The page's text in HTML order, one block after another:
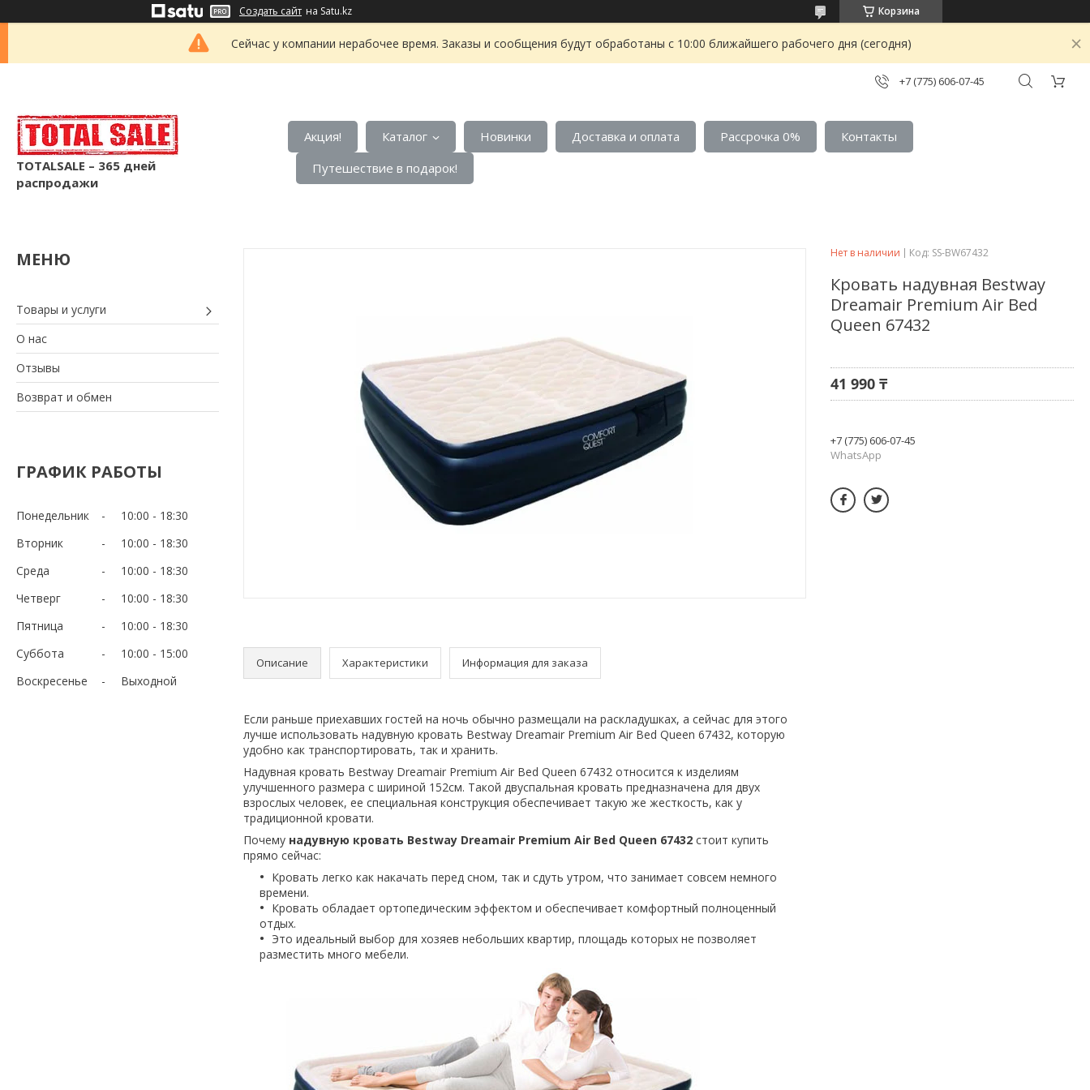
Создать сайт на Satu.kz Корзина
Сейчас у компании нерабочее время. Заказы и сообщения будут обработаны с 10:00 ближайшего рабочего дня (сегодня)
+7 (775) 606-07-45
TOTALSALE – 365 дней
распродажи
Акция! Каталог Новинки Доставка и оплата Рассрочка 0%
Контакты
Путешествие в подарок!
Товары и услуги
О нас
Отзывы
Возврат и обмен
ГРАФИК РАБОТЫ
Понедельник 10:00
18:30
Вторник
10:00
18:30
Среда
10:00
18:30
Четверг
10:00
18:30
Пятница
10:00
18:30
Суббота
10:00
15:00
Воскресенье
Выходной
Описание Характеристики Информация для заказа
Если раньше приехавших гостей на ночь обычно размещали на раскладушках, а сейчас для этого
лучше использовать надувную кровать Bestway Dreamair Premium Air Bed Queen 67432, которую
удобно как транспортировать, так и хранить.
Надувная кровать Bestway Dreamair Premium Air Bed Queen 67432 относится к изделиям
улучшенного размера с шириной 152см. Такой двуспальная кровать предназначена для двух
взрослых человек, ее специальная конструкция обеспечивает такую же жесткость, как у
традиционной кровати.
Почему надувную кровать Bestway Dreamair Premium Air Bed Queen 67432 стоит купить
прямо сейчас:
Кровать легко как накачать перед сном, так и сдуть утром, что занимает совсем немного
времени.
Кровать обладает ортопедическим эффектом и обеспечивает комфортный полноценный
отдых.
Это идеальный выбор для хозяев небольших квартир, площадь которых не позволяет
разместить много мебели.
Нет в наличии Код: SS-BW67432
Кровать надувная Bestway
Dreamair Premium Air Bed
Queen 67432
41 990 ₸
+7 (775) 606-07-45
WhatsApp